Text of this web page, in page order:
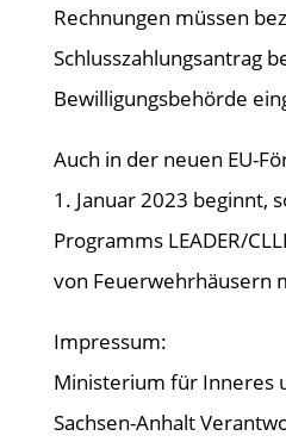
Rechnungen müssen
Schlusszahlungsantrag
Bewilligungsbehörde
Auch in der neuen EU-
1. Januar 2023 beginnt,
Programms LEADER/
von Feuerwehrhäusern
Impressum:
Ministerium für Inneres
Sachsen-Anhalt